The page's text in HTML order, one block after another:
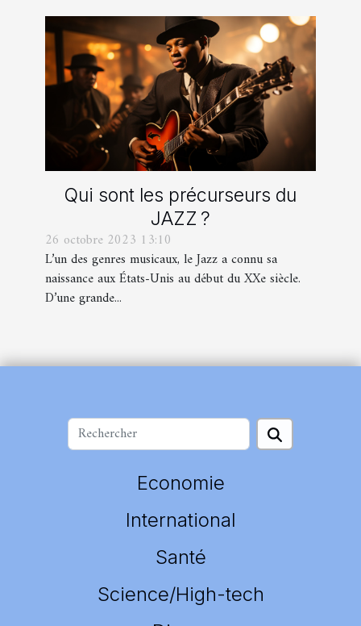
Qui sont les précurseurs du
JAZZ ?
26 octobre 2023 13:10
L’un des genres musicaux, le Jazz a connu sa
naissance aux États-Unis au début du XXe siècle.
D’une grande...
Economie
International
Santé
Science/High-tech